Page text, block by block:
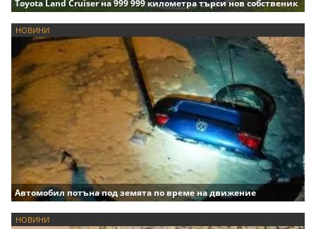
Toyota Land Cruiser на 999 999 километра търси нов собственик
НОВИНИ
Автомобил потъна под земята по време на движение
НОВИНИ